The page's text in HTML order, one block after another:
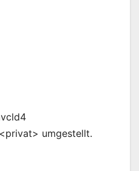
umgestellt.